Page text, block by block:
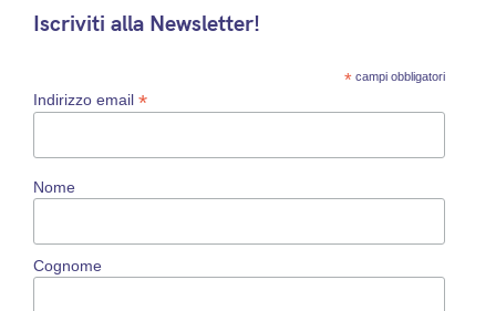
Iscriviti alla Newsletter!
* campi obbligatori
Indirizzo email *
Nome
Cognome